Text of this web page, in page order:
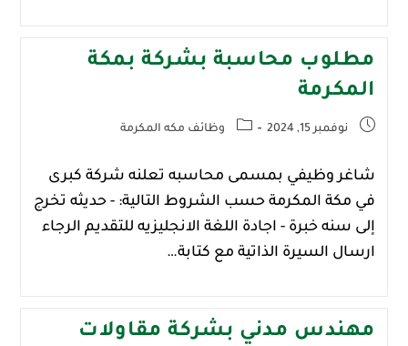
مطلوب محاسبة بشركة بمكة
المكرمة
نوفمبر 15, 2024 وظائف مكه المكرمة
شاغر وظيفي بمسمى محاسبه تعلنه شركة كبرى
في ‎مكة المكرمة حسب الشروط التالية: - حديثه تخرج
إلى سنه خبرة - اجادة اللغة الانجليزيه للتقديم الرجاء
ارسال السيرة الذاتية مع كتابة…
مهندس مدني بشركة مقاولات